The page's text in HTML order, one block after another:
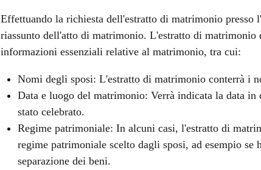
Effettuando la richiesta dell'estratto di matrimonio
riassunto dell'atto di matrimonio. L'estratto di matrimonio
informazioni essenziali relative al matrimonio, tra cui:
Nomi degli sposi: L'estratto di matrimonio conterrà i
Data e luogo del matrimonio: Verrà indicata la data
stato celebrato.
Regime patrimoniale: In alcuni casi, l'estratto di
regime patrimoniale scelto dagli sposi, ad esempio se
separazione dei beni.